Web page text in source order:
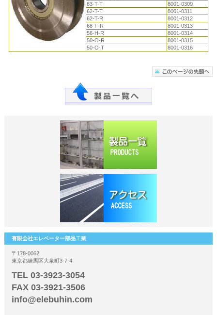
83-T-T
8001-0309
62-T-T
8001-0311
62-T-R
8001-0312
68-F-R
8001-0313
56-H-R
8001-0314
50-O-R
8001-0315
50-O-T
8001-0316
有限会社エレベーター部品工業
〒178-0062
東京都練馬区大泉町3-7-4
TEL 03-3923-3054
FAX 03-3921-3506
info@elebuhin.com